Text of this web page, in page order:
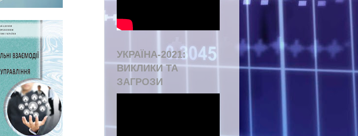
УКРАЇНА-2021:
ВИКЛИКИ ТА
ЗАГРОЗИ